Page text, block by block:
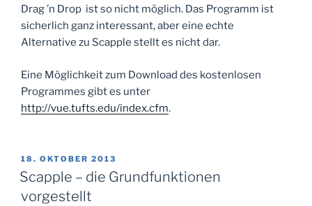
Drag ’n Drop ist so nicht möglich. Das Programm ist
sicherlich ganz interessant, aber eine echte
Alternative zu Scapple stellt es nicht dar.
Eine Möglichkeit zum Download des kostenlosen
Programmes gibt es unter
http://vue.tufts.edu/index.cfm.
VERÖFFENTLICHT
AM
18. OKTOBER 2013
Scapple – die Grundfunktionen
vorgestellt